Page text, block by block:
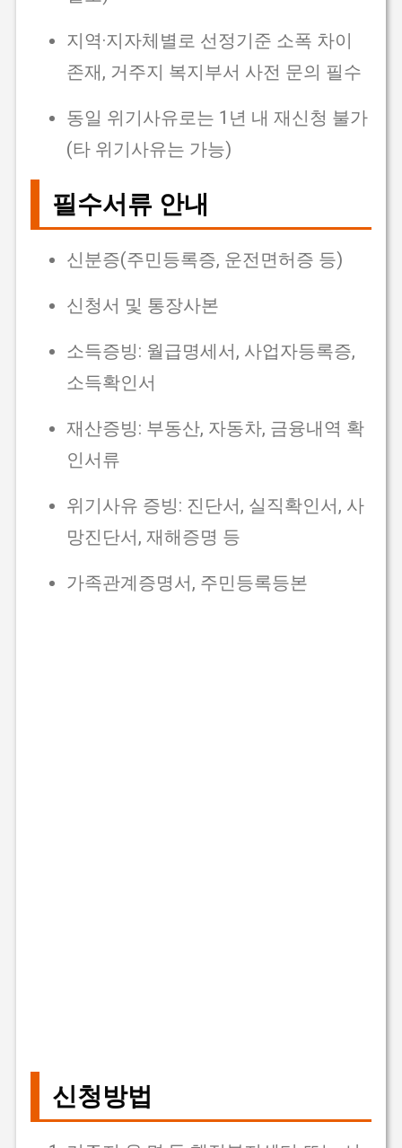
지역·지자체별로 선정기준 소폭 차이
존재, 거주지 복지부서 사전 문의 필수
동일 위기사유로는 1년 내 재신청 불가
(타 위기사유는 가능)
필수서류 안내
신분증(주민등록증, 운전면허증 등)
신청서 및 통장사본
소득증빙: 월급명세서, 사업자등록증,
소득확인서
재산증빙: 부동산, 자동차, 금융내역 확
인서류
위기사유 증빙: 진단서, 실직확인서, 사
망진단서, 재해증명 등
가족관계증명서, 주민등록등본
신청방법